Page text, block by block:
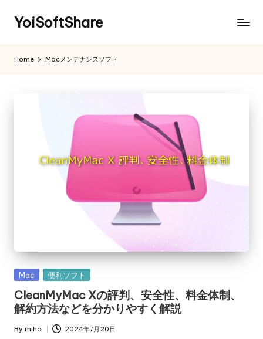
YoiSoftShare
Home Macメンテナンスソフト
Posted
Mac 便利ソフト
CleanMyMac Xの評判、安全性、料金体制、
解約方法などを分かりやすく解説
Posted
By miho 2024年7月20日